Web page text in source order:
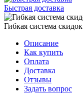
Быстрая доставка
Гибкая система скидок
Описание
Как купить
Оплата
Доставка
Отзывы
Задать вопрос